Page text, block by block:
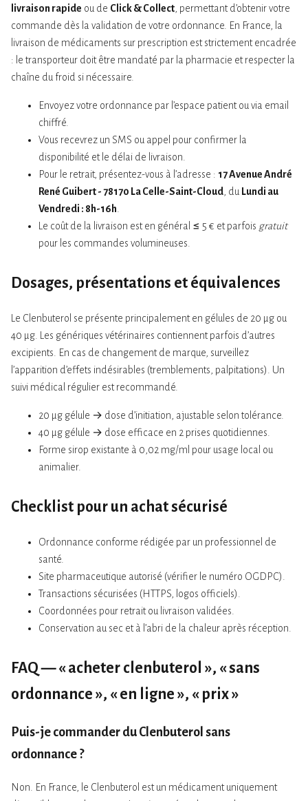
livraison rapide ou de Click & Collect , permettant d’obtenir votre
commande dès la validation de votre ordonnance. En France, la
livraison de médicaments sur prescription est strictement encadrée
: le transporteur doit être mandaté par la pharmacie et respecter la
chaîne du froid si nécessaire.
Envoyez votre ordonnance par l’espace patient ou via email
chiffré.
Vous recevrez un SMS ou appel pour confirmer la
disponibilité et le délai de livraison.
Pour le retrait, présentez-vous à l’adresse : 17 Avenue André
René Guibert - 78170 La Celle-Saint-Cloud , du Lundi au
Vendredi : 8h-16h
Le coût de la livraison est en général ≤ 5 € et parfois gratuit
pour les commandes volumineuses.
Dosages, présentations et équivalences
Le Clenbuterol se présente principalement en gélules de 20 µg ou
40 µg. Les génériques vétérinaires contiennent parfois d’autres
excipients. En cas de changement de marque, surveillez
l’apparition d’effets indésirables (tremblements, palpitations). Un
suivi médical régulier est recommandé.
20 µg gélule → dose d’initiation, ajustable selon tolérance.
40 µg gélule → dose efficace en 2 prises quotidiennes.
Forme sirop existante à 0,02 mg/ml pour usage local ou
animalier.
Checklist pour un achat sécurisé
Ordonnance conforme rédigée par un professionnel de
santé.
Site pharmaceutique autorisé (vérifier le numéro OGDPC).
Transactions sécurisées (HTTPS, logos officiels).
Coordonnées pour retrait ou livraison validées.
Conservation au sec et à l’abri de la chaleur après réception.
FAQ — « acheter clenbuterol », « sans
ordonnance », « en ligne », « prix »
Puis-je commander du Clenbuterol sans
ordonnance ?
Non. En France, le Clenbuterol est un médicament uniquement